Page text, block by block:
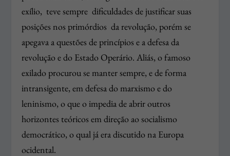
exílio, teve sempre dificuldades de justificar suas
posições nos primórdios da revolução, porém se
apegava a questões de princípios e a defesa da
revolução e do Estado Operário. Aliás, o famoso
exilado procurou se manter sempre, e de forma
intransigente, em defesa do marxismo e do
leninismo, o que o impedia de abrir outros
horizontes teóricos em direção ao socialismo
democrático, o qual já era discutido na Europa
ocidental.